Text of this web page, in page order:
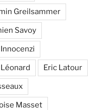
Greilsammer
Savoy
Eric Latour
Masset